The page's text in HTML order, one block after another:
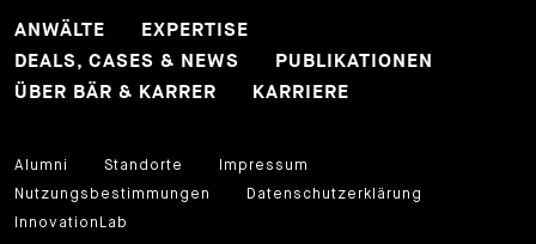
ANWÄLTE
EXPERTISE
DEALS, CASES & NEWS
PUBLIKATIONEN
ÜBER BÄR & KARRER
KARRIERE
Alumni Standorte
Impressum
Nutzungsbestimmungen
Datenschutzerklärung
InnovationLab